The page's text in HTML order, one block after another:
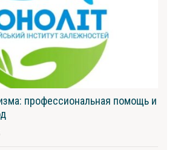
профессиональная помощь и